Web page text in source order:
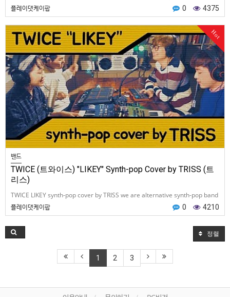
트 1위를 찍은…
플레이댓케이팝 0 4375
Hot
밴드
TWICE (트와이스) "LIKEY" Synth-pop Cover by TRISS (트
리스)
TWICE LIKEY synth-pop cover by TRISS we are alternative synth-pop band
from South Korea we've made a…
플레이댓케이팝 0 4210
정렬
1 2 3